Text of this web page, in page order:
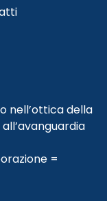
nell’ottica della
=